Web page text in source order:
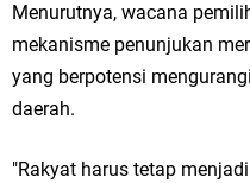
Menurutnya, wacana
mekanisme penunjukan
yang berpotensi
daerah.
"Rakyat harus tetap